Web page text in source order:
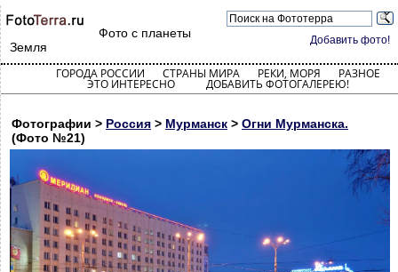
Добавить фото!
Фото с планеты
Земля
ГОРОДА РОССИИ СТРАНЫ МИРА РЕКИ, МОРЯ РАЗНОЕ
ЭТО ИНТЕРЕСНО ДОБАВИТЬ ФОТОГАЛЕРЕЮ!
Фотографии > Россия > Мурманск > Огни Мурманска.
(Фото №21)